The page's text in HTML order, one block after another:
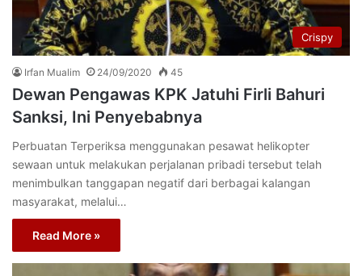
Crispy
Irfan Mualim 24/09/2020 45
Dewan Pengawas KPK Jatuhi Firli Bahuri
Sanksi, Ini Penyebabnya
Perbuatan Terperiksa menggunakan pesawat helikopter
sewaan untuk melakukan perjalanan pribadi tersebut telah
menimbulkan tanggapan negatif dari berbagai kalangan
masyarakat, melalui…
Read More »